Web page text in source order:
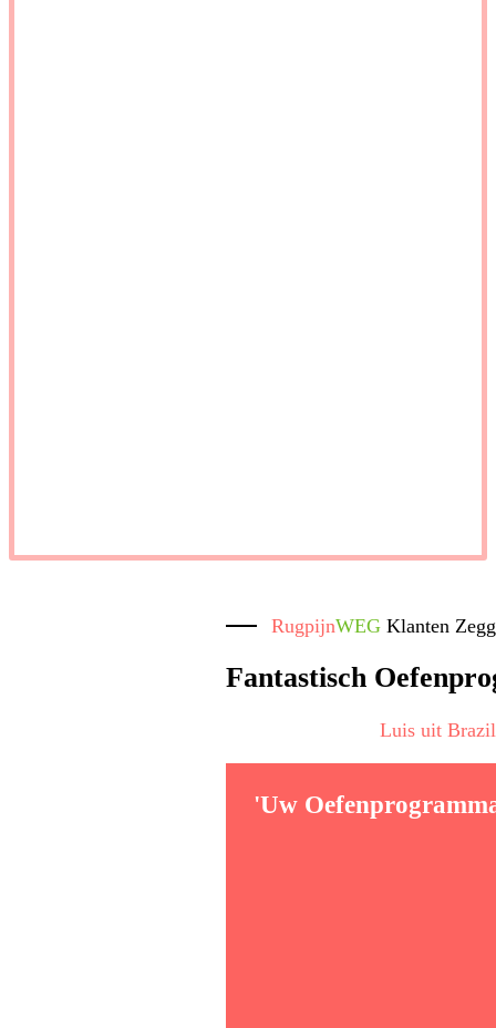
RugpijnWEGKlanten
Fantastisch
Luis uit
'Uw